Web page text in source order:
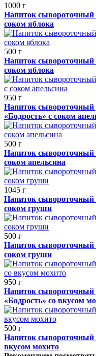
1000 г
Напиток сывороточный
соком яблока
500 г
Напиток сывороточный
соком яблока
950 г
Напиток сывороточный
«Бодрость» с соком
500 г
Напиток сывороточный
соком апельсина
1045 г
Напиток сывороточный
соком груши
500 г
Напиток сывороточный
соком груши
950 г
Напиток сывороточный
«Бодрость» со вкусом
500 г
Напиток сывороточный
вкусом мохито